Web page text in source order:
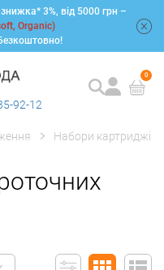
3%, від 5000 грн –
Organic)
92-12
0
Набори картриджів